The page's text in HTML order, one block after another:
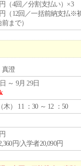
円（4回／分割支払い）×3
円（12回／一括前納支払※
まで）
澄
～ 9月 29日
木） 11 ：30 ～ 12 ：50
円/入学者20,090円